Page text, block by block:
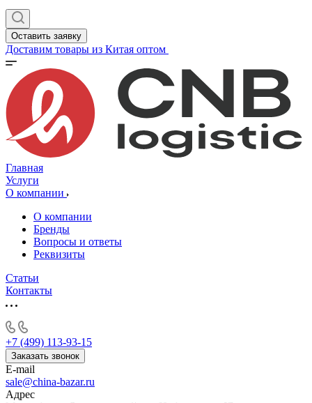
Оставить заявку
Доставим товары из Китая оптом
Главная
Услуги
О компании
О компании
Бренды
Вопросы и ответы
Реквизиты
Статьи
Контакты
+7 (499) 113-93-15
Заказать звонок
E-mail
sale@china-bazar.ru
Адрес